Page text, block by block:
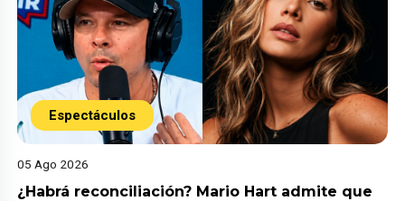
Espectáculos
05 Ago 2026
¿Habrá reconciliación? Mario Hart admite que